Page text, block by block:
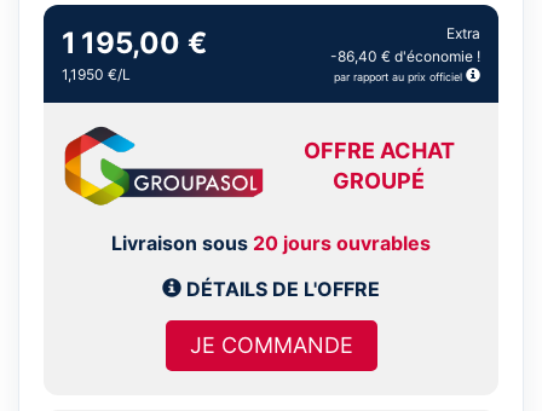
1 195,00 €
1,1950 €/L
Extra
-86,40 € d'économie !
par rapport au prix officiel
OFFRE ACHAT
GROUPÉ
Livraison sous 20 jours ouvrables
DÉTAILS DE L'OFFRE
JE COMMANDE